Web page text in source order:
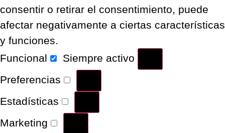
consentir o retirar el consentimiento, puede
afectar negativamente a ciertas características
y funciones.
Funcional
Siempre activo
Preferencias
Estadísticas
Marketing